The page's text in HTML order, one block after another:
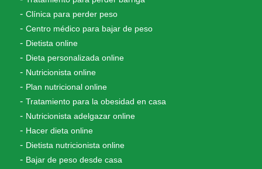
Clínica para perder peso
Centro médico para bajar de peso
Dietista online
Dieta personalizada online
Nutricionista online
Plan nutricional online
Tratamiento para la obesidad en casa
Nutricionista adelgazar online
Hacer dieta online
Dietista nutricionista online
Bajar de peso desde casa